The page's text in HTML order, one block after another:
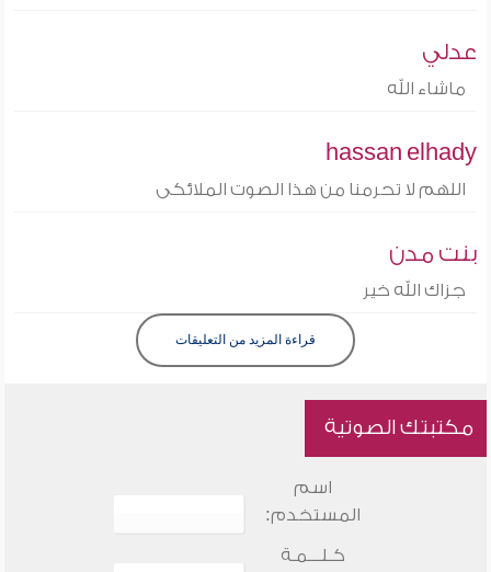
عدلي
ماشاء الله
hassan elhady
اللهم لا تحرمنا من هذا الصوت الملائكى
بنت مدن
جزاك الله خير
قراءة المزيد من التعليقات
مكتبتك الصوتية
اسم
المستخدم:
كـلـــمـة